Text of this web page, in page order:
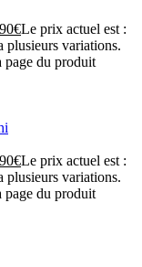
€Le prix actuel est :
plusieurs variations.
page du produit
€Le prix actuel est :
plusieurs variations.
page du produit